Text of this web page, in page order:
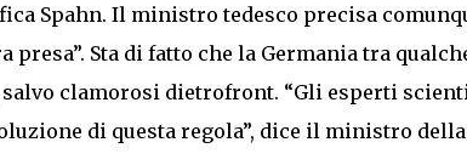
Spahn. Il ministro tedesco precisa
presa”. Sta di fatto che la Germania tra
clamorosi dietrofront. “Gli esperti
di questa regola”, dice il ministro della